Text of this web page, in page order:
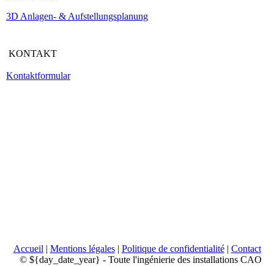
3D Anlagen- & Aufstellungsplanung
KONTAKT
Kontaktformular
Accueil | Mentions légales| Politique de confidentialité| Contact
© ${day_date_year} - Toute l'ingénierie des installations CAO